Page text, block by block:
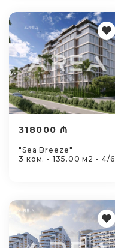
318000 ₼
"Sea Breeze"
3 ком. - 135.00 м2 - 4/6